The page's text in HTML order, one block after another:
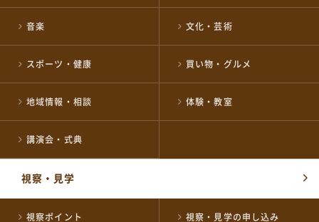
音楽 文化・芸術
スポーツ・健康 買い物・グルメ
地域情報・相談 体験・教室
講演会・式典
視察・見学
視察ポイント 視察・見学の申し込み
0258-39-2500